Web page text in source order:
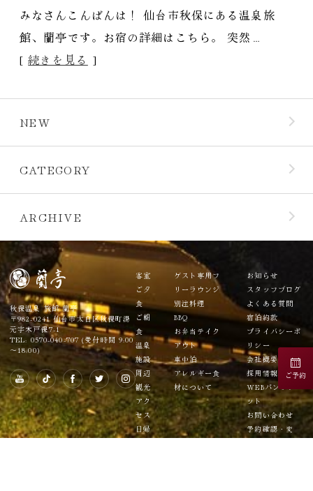
みなさんこんばんは！ 仙台市秋保にある温泉旅
館、蘭亭です。お宿の詳細はこちら。 突然…
[続きを見る ]
NEW
CATEGORY
ARCHIVE
秋保温泉 旅館 蘭亭
〒982-0241 仙台市太白区秋保町湯
元字木戸保7-1
TEL: 0570-040-707 (受付時間 9:00
～18:00)
客室
ご夕
食
ご朝
食
温泉
施設
周辺
観光
アク
セス
日帰
ゲスト専用フ
リーラウンジ
別注料理
BBQ
お弁当テイク
アウト
車中泊
アレルギー食
材について
お知らせ
スタッフブログ
よくある質問
宿泊約款
プライバシーポ
リシー
会社概要
採用情報
WEBパンフレ
ット
お問い合わせ
予約確認・変
ご予約